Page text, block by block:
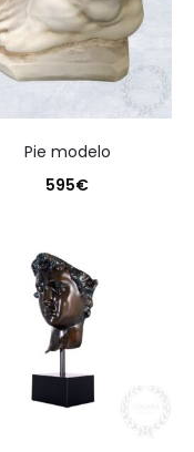
pie modelo
595€